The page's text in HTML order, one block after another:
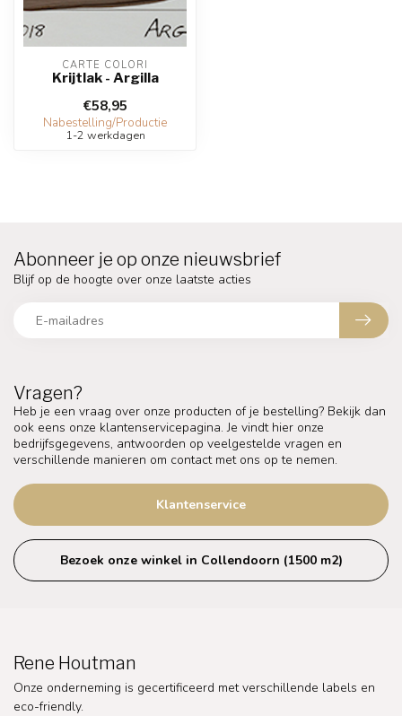
CARTE COLORI
Krijtlak - Argilla
€58,95
Nabestelling/Productie
1-2 werkdagen
Vragen?
Heb je een vraag over onze producten of je bestelling? Bekijk dan
ook eens onze klantenservicepagina. Je vindt hier onze
bedrijfsgegevens, antwoorden op veelgestelde vragen en
verschillende manieren om contact met ons op te nemen.
Klantenservice
Bezoek onze winkel in Collendoorn (1500 m2)
Abonneer je op onze nieuwsbrief
Blijf op de hoogte over onze laatste acties
Rene Houtman
Onze onderneming is gecertificeerd met verschillende labels en
eco-friendly.